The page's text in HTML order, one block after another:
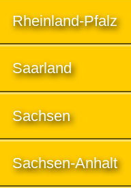
Rheinland-Pfalz
Saarland
Sachsen
Sachsen-Anhalt